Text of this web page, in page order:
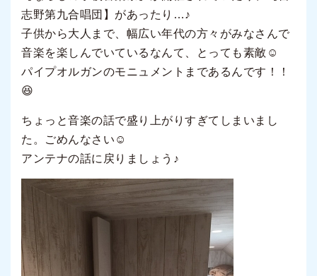
志野第九合唱団】があったり…♪
子供から大人まで、幅広い年代の方々がみなさんで
音楽を楽しんでいているなんて、とっても素敵☺
パイプオルガンのモニュメントまであるんです！！
😆
ちょっと音楽の話で盛り上がりすぎてしまいまし
た。ごめんなさい☺
アンテナの話に戻りましょう♪